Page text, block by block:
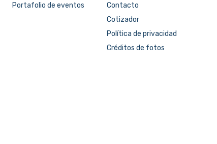
Portafolio de eventos
Contacto
Cotizador
Política de privacidad
Créditos de fotos